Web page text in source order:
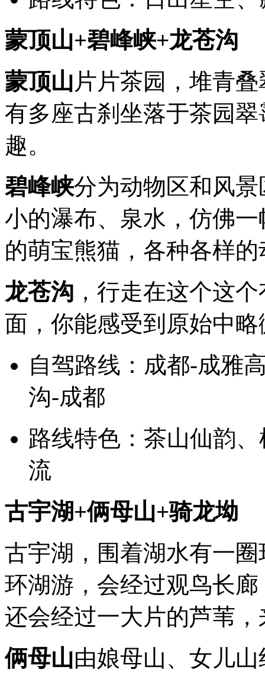
蒙顶山+碧峰峡+龙苍沟
蒙顶山片片茶园，堆青
有多座古刹坐落于茶园
趣。
碧峰峡分为动物区和风
小的瀑布、泉水，仿佛
的萌宝熊猫，各种各样
龙苍沟 ， 行走在这个这
面，你能感受到原始中
自驾路线：成都-成雅
沟-成都
路线特色：茶山仙韵
流
古宇湖+俩母山+骑龙坳
古宇湖，围着湖水有一
环湖游，会经过观鸟长
还会经过一大片的芦苇
俩母山由娘母山、女儿